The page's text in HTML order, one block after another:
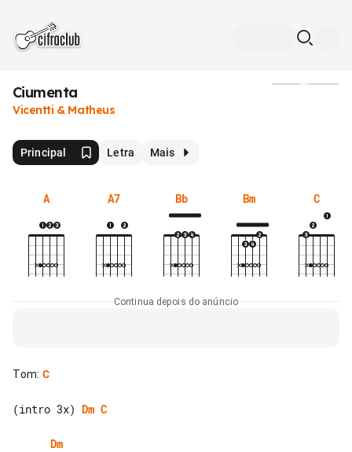
Ciumenta
Vicentti & Matheus
Principal Letra Mais
A A7 Bb Bm C
Continua depois do anúncio
Tom: C
(intro 3x) Dm C
Dm